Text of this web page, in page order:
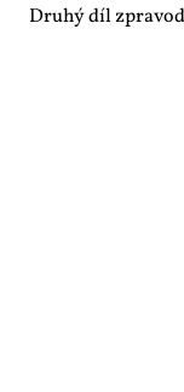
Druhý díl